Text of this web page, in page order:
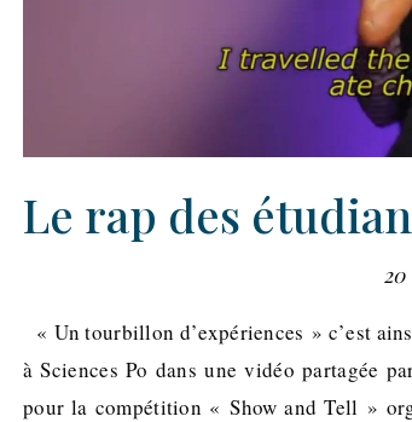
Le rap des
« Un tourbillon d’expériences » c’est
à Sciences Po dans une vidéo partagée
pour la compétition « Show and Tell »